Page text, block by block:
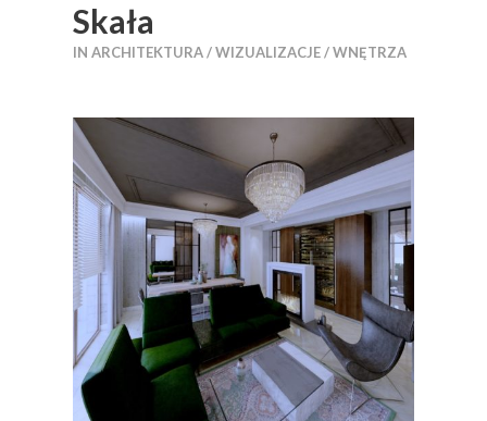
Skała
IN ARCHITEKTURA / WIZUALIZACJE / WNĘTRZA